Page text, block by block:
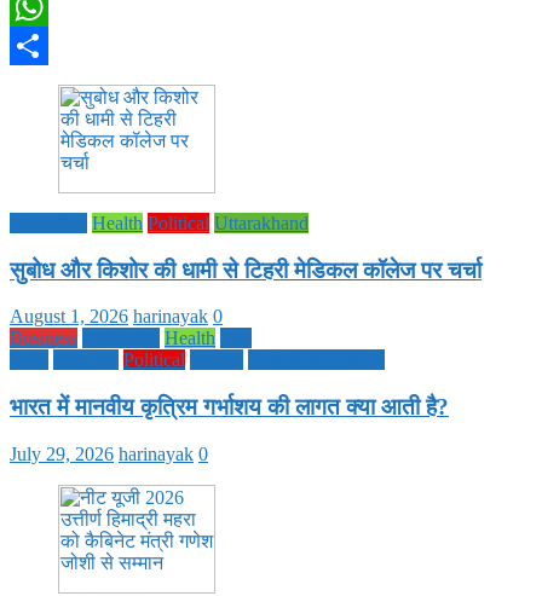
Twitter
WhatsApp
Health Political Uttarakhand
सुबोध और किशोर की धामी से टिहरी मेडिकल कॉलेज पर चर्चा
August 1, 2026 harinayak 0
Business
Health
Political
भारत में मानवीय कृत्रिम गर्भाशय की लागत क्या आती है?
July 29, 2026 harinayak 0